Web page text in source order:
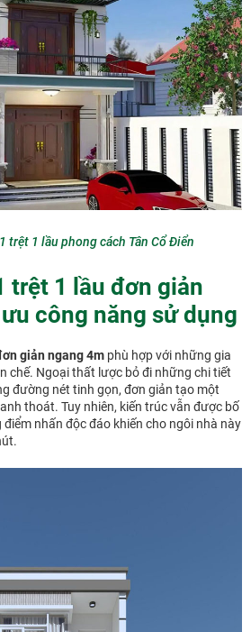
trệt 1 lầu phong cách Tân Cổ Điển
trệt 1 lầu đơn giản
công năng sử dụng
giản ngang 4m phù hợp với những gia
chế. Ngoại thất lược bỏ đi những chi tiết
đường nét tinh gọn, đơn giản tạo một
thoát. Tuy nhiên, kiến trúc vẫn được bố
nhấn độc đáo khiến cho ngôi nhà này